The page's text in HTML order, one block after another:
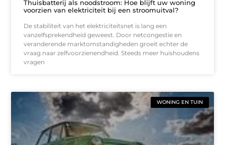
Thuisbatterij als noodstroom: Hoe blijft uw woning
voorzien van elektriciteit bij een stroomuitval?
De stabiliteit van het elektriciteitsnet is lang een
vanzelfsprekendheid geweest. Door netcongestie en
veranderende marktomstandigheden groeit echter de
vraag naar zelfvoorzienendheid. Steeds meer huishoudens
vragen
WONING EN TUIN